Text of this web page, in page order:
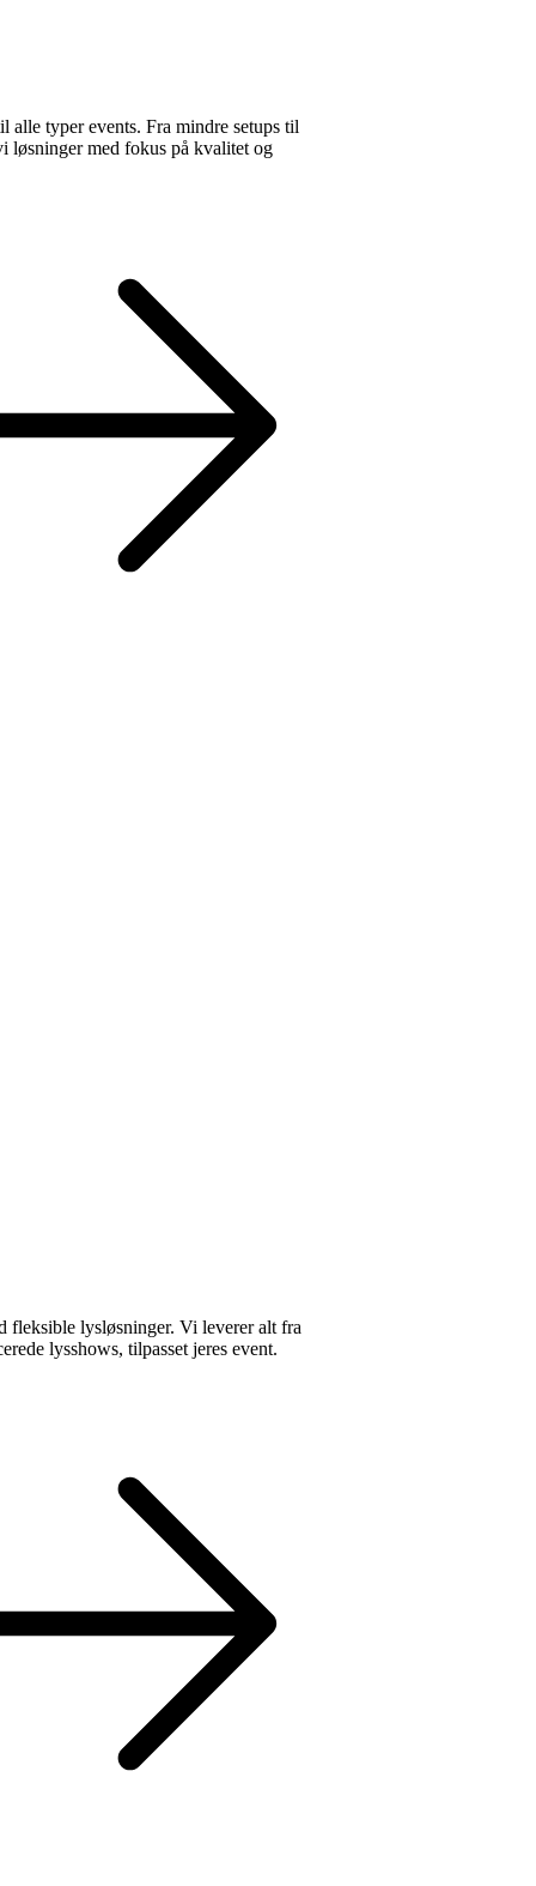
alle typer events. Fra mindre setups til
løsninger med fokus på kvalitet og
fleksible lysløsninger. Vi leverer alt fra
lysshows, tilpasset jeres event.